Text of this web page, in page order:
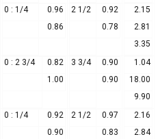
0 : 1/4
0.96
0.86
2 1/2
0.92
0.78
2.15
2.81
3.35
0 : 2 3/4
0.82
1.00
3 3/4
0.90
0.90
1.04
18.00
9.90
0 : 1/4
0.92
0.90
2 1/2
0.97
0.83
2.16
2.84